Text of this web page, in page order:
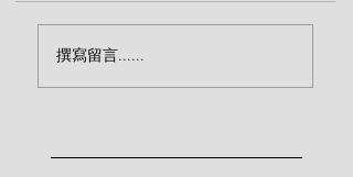
(约翰·欧文)
撰寫留言......